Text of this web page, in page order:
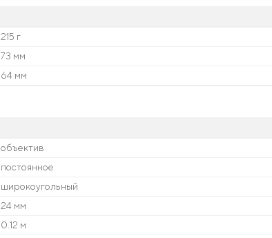
215 г
73 мм
64 мм
объектив
постоянное
широкоугольный
24 мм
0.12 м